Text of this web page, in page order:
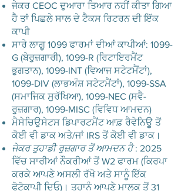
ਜੇਕਰ CEOC ਦੁਆਰਾ ਤਿਆਰ ਨਹੀਂ ਕੀਤਾ ਗਿਆ
ਹੈ ਤਾਂ ਪਿਛਲੇ ਸਾਲ ਦੇ ਟੈਕਸ ਰਿਟਰਨ ਦੀ ਇੱਕ
ਕਾਪੀ
ਸਾਰੇ ਲਾਗੂ 1099 ਫਾਰਮਾਂ ਦੀਆਂ ਕਾਪੀਆਂ: 1099-
G (ਬੇਰੁਜ਼ਗਾਰੀ), 1099-R (ਰਿਟਾਇਰਮੈਂਟ
ਭੁਗਤਾਨ), 1099-INT (ਵਿਆਜ ਸਟੇਟਮੈਂਟਾਂ),
1099-DIV (ਲਾਭਅੰਸ਼ ਸਟੇਟਮੈਂਟਾਂ), 1099-SSA
(ਸਮਾਜਿਕ ਸੁਰੱਖਿਆ), 1099-NEC (ਸਵੈ-
ਰੁਜ਼ਗਾਰ), 1099-MISC (ਵਿਵਿਧ ਆਮਦਨ)
ਮੈਸੇਚਿਉਸੇਟਸ ਡਿਪਾਰਟਮੈਂਟ ਆਫ਼ ਰੈਵੇਨਿਊ ਤੋਂ
ਕੋਈ ਵੀ ਡਾਕ ਅਤੇ/ਜਾਂ IRS ਤੋਂ ਕੋਈ ਵੀ ਡਾਕ।
ਜੇਕਰ ਤੁਹਾਡੀ ਰੁਜ਼ਗਾਰ ਤੋਂ ਆਮਦਨ ਹੈ: 2025
ਵਿੱਚ ਸਾਰੀਆਂ ਨੌਕਰੀਆਂ ਤੋਂ W2 ਫਾਰਮ (ਕਿਰਪਾ
ਕਰਕੇ ਆਪਣੇ ਅਸਲੀ ਰੱਖੋ ਅਤੇ ਸਾਨੂੰ ਇੱਕ
ਫੋਟੋਕਾਪੀ ਦਿਓ)। ਤੁਹਾਨੂੰ ਆਪਣੇ ਮਾਲਕ ਤੋਂ 31